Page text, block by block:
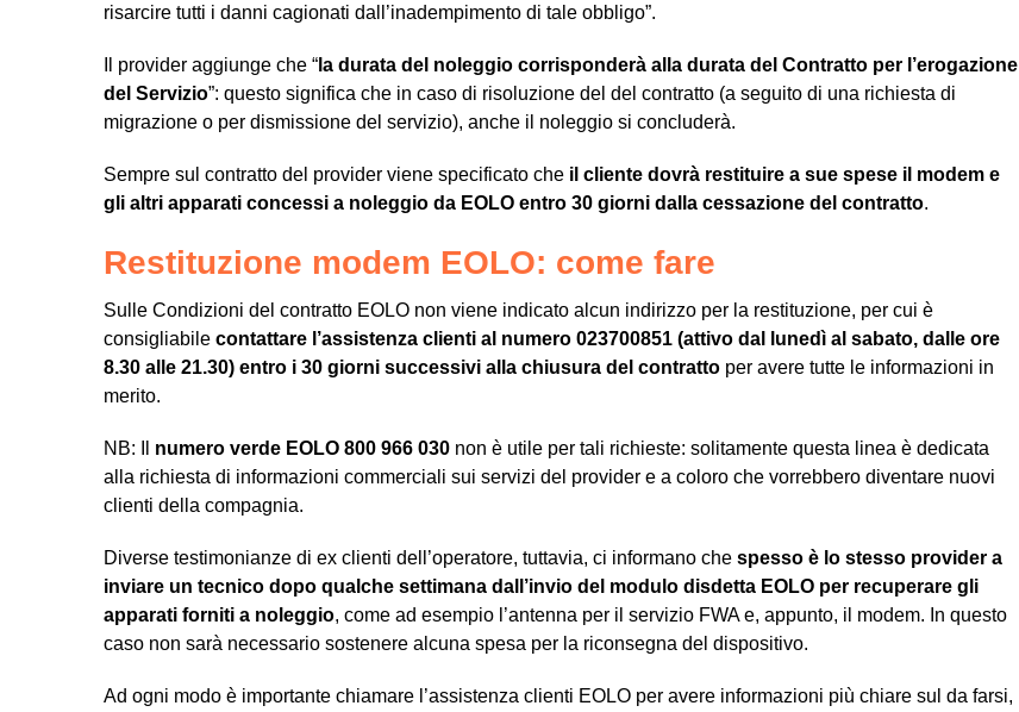
risarcire tutti i danni cagionati dall’inadempimento di tale obbligo”.
Il provider aggiunge che “ la durata del noleggio corrisponderà alla durata del Contratto per l’erogazione
del Servizio”: questo significa che in caso di risoluzione del del contratto (a seguito di una richiesta di
migrazione o per dismissione del servizio), anche il noleggio si concluderà.
Sempre sul contratto del provider viene specificato che il cliente dovrà restituire a sue spese il modem e
gli altri apparati concessi a noleggio da EOLO entro 30 giorni dalla cessazione del contratto.
Restituzione modem EOLO: come fare
Sulle Condizioni del contratto EOLO non viene indicato alcun indirizzo per la restituzione, per cui è
consigliabile contattare l’assistenza clienti al numero 023700851 (attivo dal lunedì al sabato, dalle ore
8.30 alle 21.30) entro i 30 giorni successivi alla chiusura del contratto per avere tutte le informazioni in
merito.
NB: Il numero verde EOLO 800 966 030 non è utile per tali richieste: solitamente questa linea è dedicata
alla richiesta di informazioni commerciali sui servizi del provider e a coloro che vorrebbero diventare nuovi
clienti della compagnia.
Diverse testimonianze di ex clienti dell’operatore, tuttavia, ci informano che spesso è lo stesso provider a
inviare un tecnico dopo qualche settimana dall’invio del modulo disdetta EOLO per recuperare gli
apparati forniti a noleggio, come ad esempio l’antenna per il servizio FWA e, appunto, il modem. In questo
caso non sarà necessario sostenere alcuna spesa per la riconsegna del dispositivo.
Ad ogni modo è importante chiamare l’assistenza clienti EOLO per avere informazioni più chiare sul da farsi,